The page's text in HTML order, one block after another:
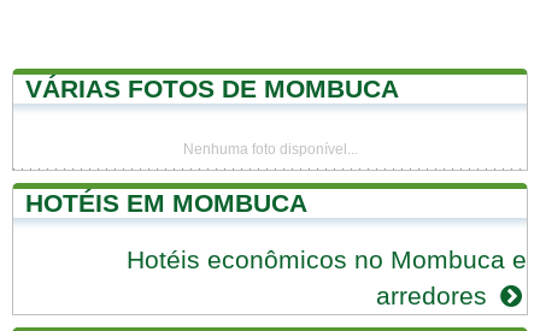
VÁRIAS FOTOS DE MOMBUCA
Nenhuma foto disponível...
HOTÉIS EM MOMBUCA
Hotéis econômicos no Mombuca e
arredores